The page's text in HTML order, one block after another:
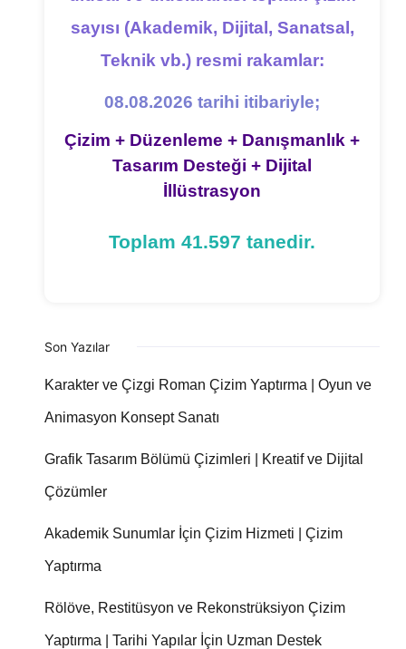
sayısı (Akademik, Dijital, Sanatsal,
Teknik vb.) resmi rakamlar:
08.08.2026 tarihi itibariyle;
Çizim + Düzenleme + Danışmanlık +
Tasarım Desteği + Dijital
İllüstrasyon
Toplam 41.597 tanedir.
Son Yazılar
Karakter ve Çizgi Roman Çizim Yaptırma | Oyun ve
Animasyon Konsept Sanatı
Grafik Tasarım Bölümü Çizimleri | Kreatif ve Dijital
Çözümler
Akademik Sunumlar İçin Çizim Hizmeti | Çizim
Yaptırma
Rölöve, Restitüsyon ve Rekonstrüksiyon Çizim
Yaptırma | Tarihi Yapılar İçin Uzman Destek